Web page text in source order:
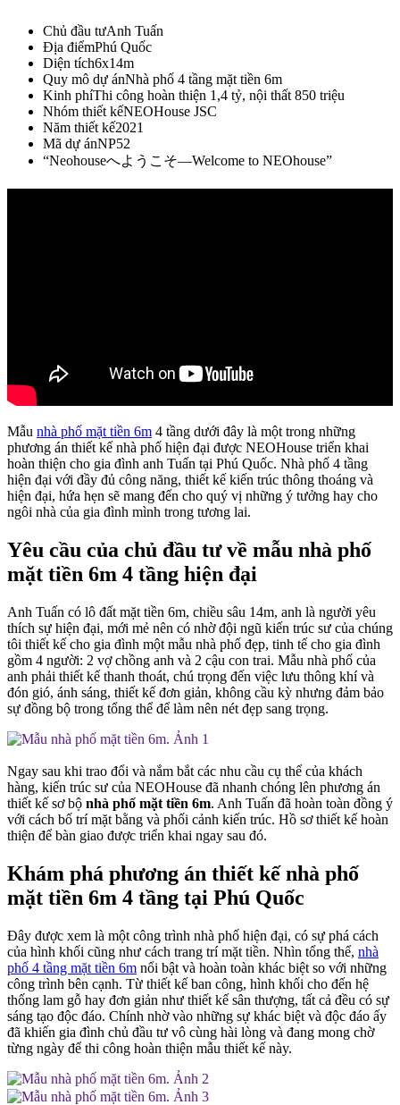
Chủ đầu tưAnh Tuấn
Địa điểmPhú Quốc
Diện tích6x14m
Quy mô dự ánNhà phố 4 tầng mặt tiền 6m
Kinh phíThi công hoàn thiện 1,4 tỷ, nội thất 850 triệu
Nhóm thiết kếNEOHouse JSC
Năm thiết kế2021
Mã dự ánNP52
“Neohouseへようこそ—Welcome to NEOhouse”
Mẫu nhà phố mặt tiền 6m 4 tầng dưới đây là một trong những
phương án thiết kế nhà phố hiện đại được NEOHouse triển khai
hoàn thiện cho gia đình anh Tuấn tại Phú Quốc. Nhà phố 4 tầng
hiện đại với đầy đủ công năng, thiết kế kiến trúc thông thoáng và
hiện đại, hứa hẹn sẽ mang đến cho quý vị những ý tưởng hay cho
ngôi nhà của gia đình mình trong tương lai.
Yêu cầu của chủ đầu tư về mẫu nhà phố
mặt tiền 6m 4 tầng hiện đại
Anh Tuấn có lô đất mặt tiền 6m, chiều sâu 14m, anh là người yêu
thích sự hiện đại, mới mẻ nên có nhờ đội ngũ kiến trúc sư của chúng
tôi thiết kế cho gia đình một mẫu nhà phố đẹp, tinh tế cho gia đình
gồm 4 người: 2 vợ chồng anh và 2 cậu con trai. Mẫu nhà phố của
anh phải thiết kế thanh thoát, chú trọng đến việc lưu thông khí và
đón gió, ánh sáng, thiết kế đơn giản, không cầu kỳ nhưng đảm bảo
sự đồng bộ trong tổng thể để làm nên nét đẹp sang trọng.
Ngay sau khi trao đổi và nắm bắt các nhu cầu cụ thể của khách
hàng, kiến trúc sư của NEOHouse đã nhanh chóng lên phương án
thiết kế sơ bộ nhà phố mặt tiền 6m. Anh Tuấn đã hoàn toàn đồng ý
với cách bố trí mặt bằng và phối cảnh kiến trúc. Hồ sơ thiết kế hoàn
thiện để bàn giao được triển khai ngay sau đó.
Khám phá phương án thiết kế nhà phố
mặt tiền 6m 4 tầng tại Phú Quốc
Đây được xem là một công trình nhà phố hiện đại, có sự phá cách
của hình khối cũng như cách trang trí mặt tiền. Nhìn tổng thể, nhà
phố 4 tầng mặt tiền 6m nổi bật và hoàn toàn khác biệt so với những
công trình bên cạnh. Từ thiết kế ban công, hình khối cho đến hệ
thống lam gỗ hay đơn giản như thiết kế sân thượng, tất cả đều có sự
sáng tạo độc đáo. Chính nhờ vào những sự khác biệt và độc đáo ấy
đã khiến gia đình chủ đầu tư vô cùng hài lòng và đang mong chờ
từng ngày để thi công hoàn thiện mẫu thiết kế này.